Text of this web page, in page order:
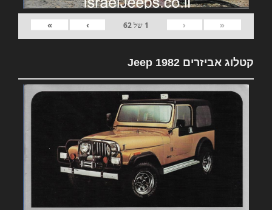
«
‹
1 של62
›
»
קטלוג אביזרים 1982 Jeep